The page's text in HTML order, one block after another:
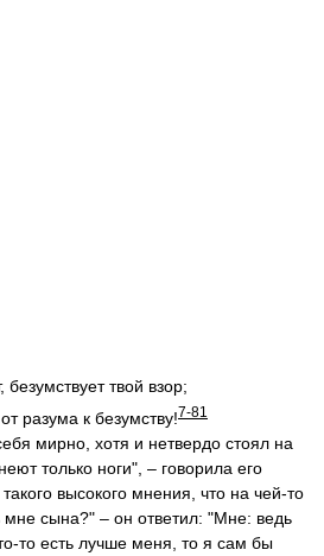
твой взор;
разума к безумству!7-81
мирно, хотя и нетвердо стоял на
только ноги", – говорила его
высокого мнения, что на чей-то
мне сына?" – он ответил: "Мне: ведь
то есть лучше меня, то я сам бы